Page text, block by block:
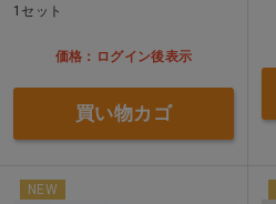
1セット
価格：ログイン後表示
買い物カゴ
NEW